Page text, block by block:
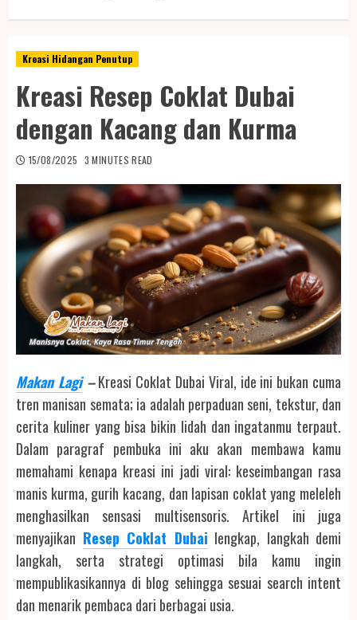
Kreasi Hidangan Penutup
Kreasi Resep Coklat Dubai
dengan Kacang dan Kurma
15/08/2025 3 MINUTES READ
Makan Lagi–Kreasi Coklat Dubai Viral, ide ini bukan cuma
tren manisan semata; ia adalah perpaduan seni, tekstur, dan
cerita kuliner yang bisa bikin lidah dan ingatanmu terpaut.
Dalam paragraf pembuka ini aku akan membawa kamu
memahami kenapa kreasi ini jadi viral: keseimbangan rasa
manis kurma, gurih kacang, dan lapisan coklat yang meleleh
menghasilkan sensasi multisensoris. Artikel ini juga
menyajikan Resep Coklat Dubai lengkap, langkah demi
langkah, serta strategi optimasi bila kamu ingin
mempublikasikannya di blog sehingga sesuai search intent
dan menarik pembaca dari berbagai usia.